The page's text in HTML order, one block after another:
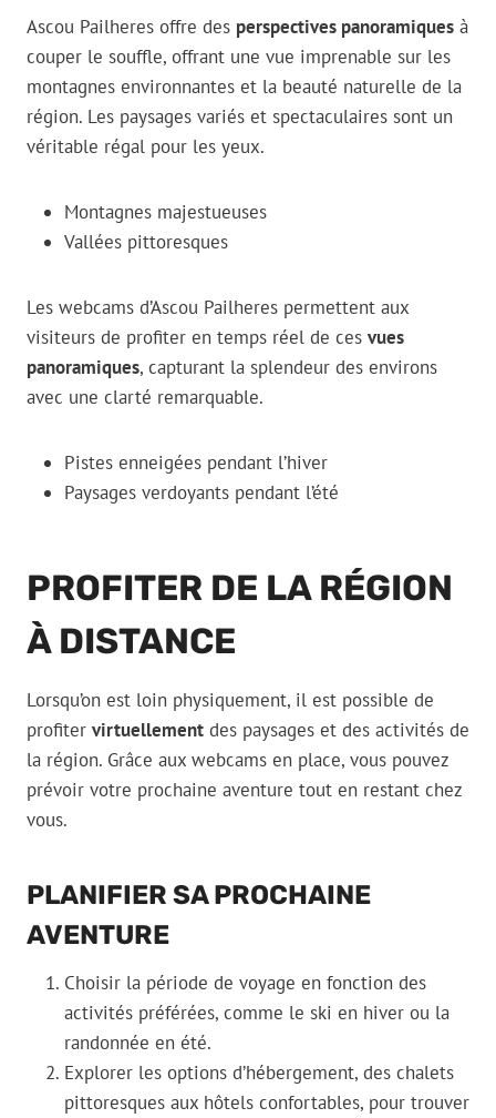
Ascou Pailheres offre des perspectives panoramiques à
couper le souffle, offrant une vue imprenable sur les
montagnes environnantes et la beauté naturelle de la
région. Les paysages variés et spectaculaires sont un
véritable régal pour les yeux.
Montagnes majestueuses
Vallées pittoresques
Les webcams d’Ascou Pailheres permettent aux
visiteurs de profiter en temps réel de ces vues
panoramiques, capturant la splendeur des environs
avec une clarté remarquable.
Pistes enneigées pendant l’hiver
Paysages verdoyants pendant l’été
PROFITER DE LA RÉGION
À DISTANCE
Lorsqu’on est loin physiquement, il est possible de
profiter virtuellement des paysages et des activités de
la région. Grâce aux webcams en place, vous pouvez
prévoir votre prochaine aventure tout en restant chez
vous.
PLANIFIER SA PROCHAINE
AVENTURE
Choisir la période de voyage en fonction des
activités préférées, comme le ski en hiver ou la
randonnée en été.
Explorer les options d’hébergement, des chalets
pittoresques aux hôtels confortables, pour trouver